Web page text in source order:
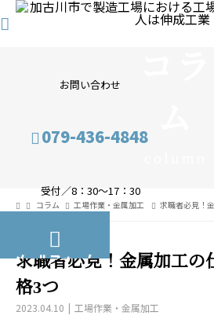
お問い合わせ
079-436-4848
受付／8：30～17：30
メールフォーム
コラム 工場作業・金属加工 求職者必見！
求職者必見！金属加工の
格3つ
2023.04.10 工場作業・金属加工